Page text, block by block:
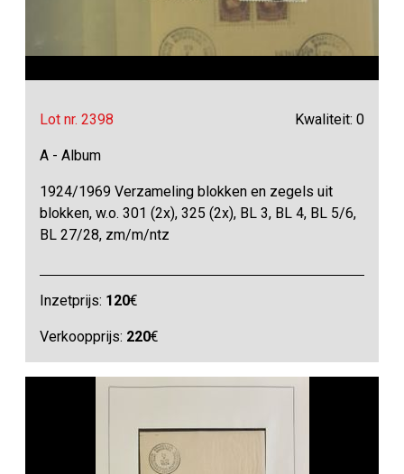
Lot nr. 2398 Kwaliteit: 0
A - Album
1924/1969 Verzameling blokken en zegels uit
blokken, w.o. 301 (2x), 325 (2x), BL 3, BL 4, BL 5/6,
BL 27/28, zm/m/ntz
Inzetprijs: 120€
Verkoopprijs: 220€